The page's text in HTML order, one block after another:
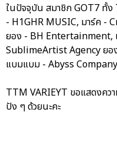
ในปัจจุบัน สมาชิก GOT7 ทั้ง
- H1GHR MUSIC, มาร์ค -
ยอง - BH Entertainment,
SublimeArtist Agency ย
แบมแบม - Abyss
TTM VARIEYT ขอแสดงคว
ปัง ๆ ด้วยนะคะ